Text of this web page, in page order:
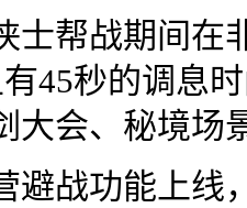
帮战期间在非
45秒的调息
大会、秘境场
战功能上线